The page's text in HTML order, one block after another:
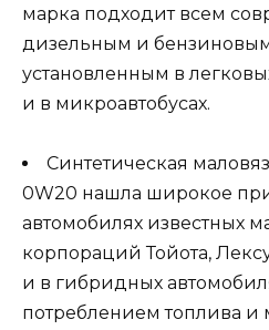
марка подходит всем
дизельным и
установленным в
и в микроавтобусах.
Синтетическая
0W20 нашла широкое
автомобилях известных
корпораций Тойота,
и в гибридных
потреблением топлива